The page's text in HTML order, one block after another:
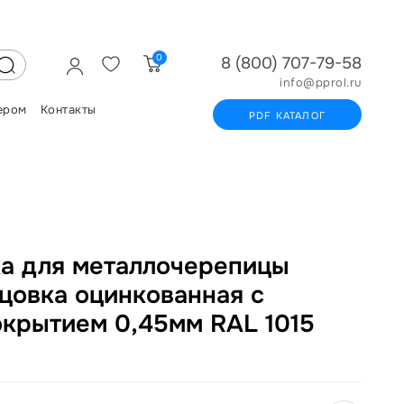
0
Контакты
8 (800) 707-79-58
info@pprol.ru
PDF КАТАЛОГ
для металлочерепицы
оцинкованная с
0,45мм RAL 1015